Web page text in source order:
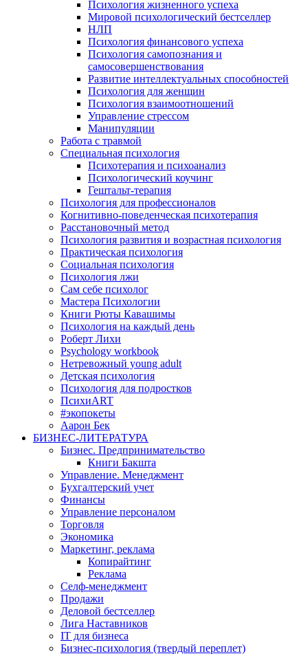
Психология жизненного успеха
Мировой психологический бестселлер
НЛП
Психология финансового успеха
Психология самопознания и
самосовершенствования
Развитие интеллектуальных способностей
Психология для женщин
Психология взаимоотношений
Управление стрессом
Манипуляции
Работа с травмой
Специальная психология
Психотерапия и психоанализ
Психологический коучинг
Гештальт-терапия
Психология для профессионалов
Когнитивно-поведенческая психотерапия
Расстановочный метод
Психология развития и возрастная психология
Практическая психология
Социальная психология
Психология лжи
Сам себе психолог
Мастера Психологии
Книги Рюты Кавашимы
Психология на каждый день
Роберт Лихи
Psychology workbook
Нетревожный young adult
Детская психология
Психология для подростков
ПсихиART
#экопокеты
Аарон Бек
БИЗНЕС-ЛИТЕРАТУРА
Бизнес. Предпринимательство
Книги Бакшта
Управление. Менеджмент
Бухгалтерский учет
Финансы
Управление персоналом
Торговля
Экономика
Маркетинг, реклама
Копирайтинг
Реклама
Селф-менеджмент
Продажи
Деловой бестселлер
Лига Наставников
IT для бизнеса
Бизнес-психология (твердый переплет)